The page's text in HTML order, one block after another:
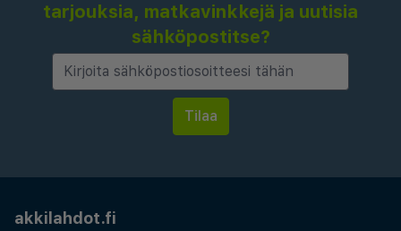
tarjouksia, matkavinkkejä ja uutisia
sähköpostitse?
akkilahdot.fi